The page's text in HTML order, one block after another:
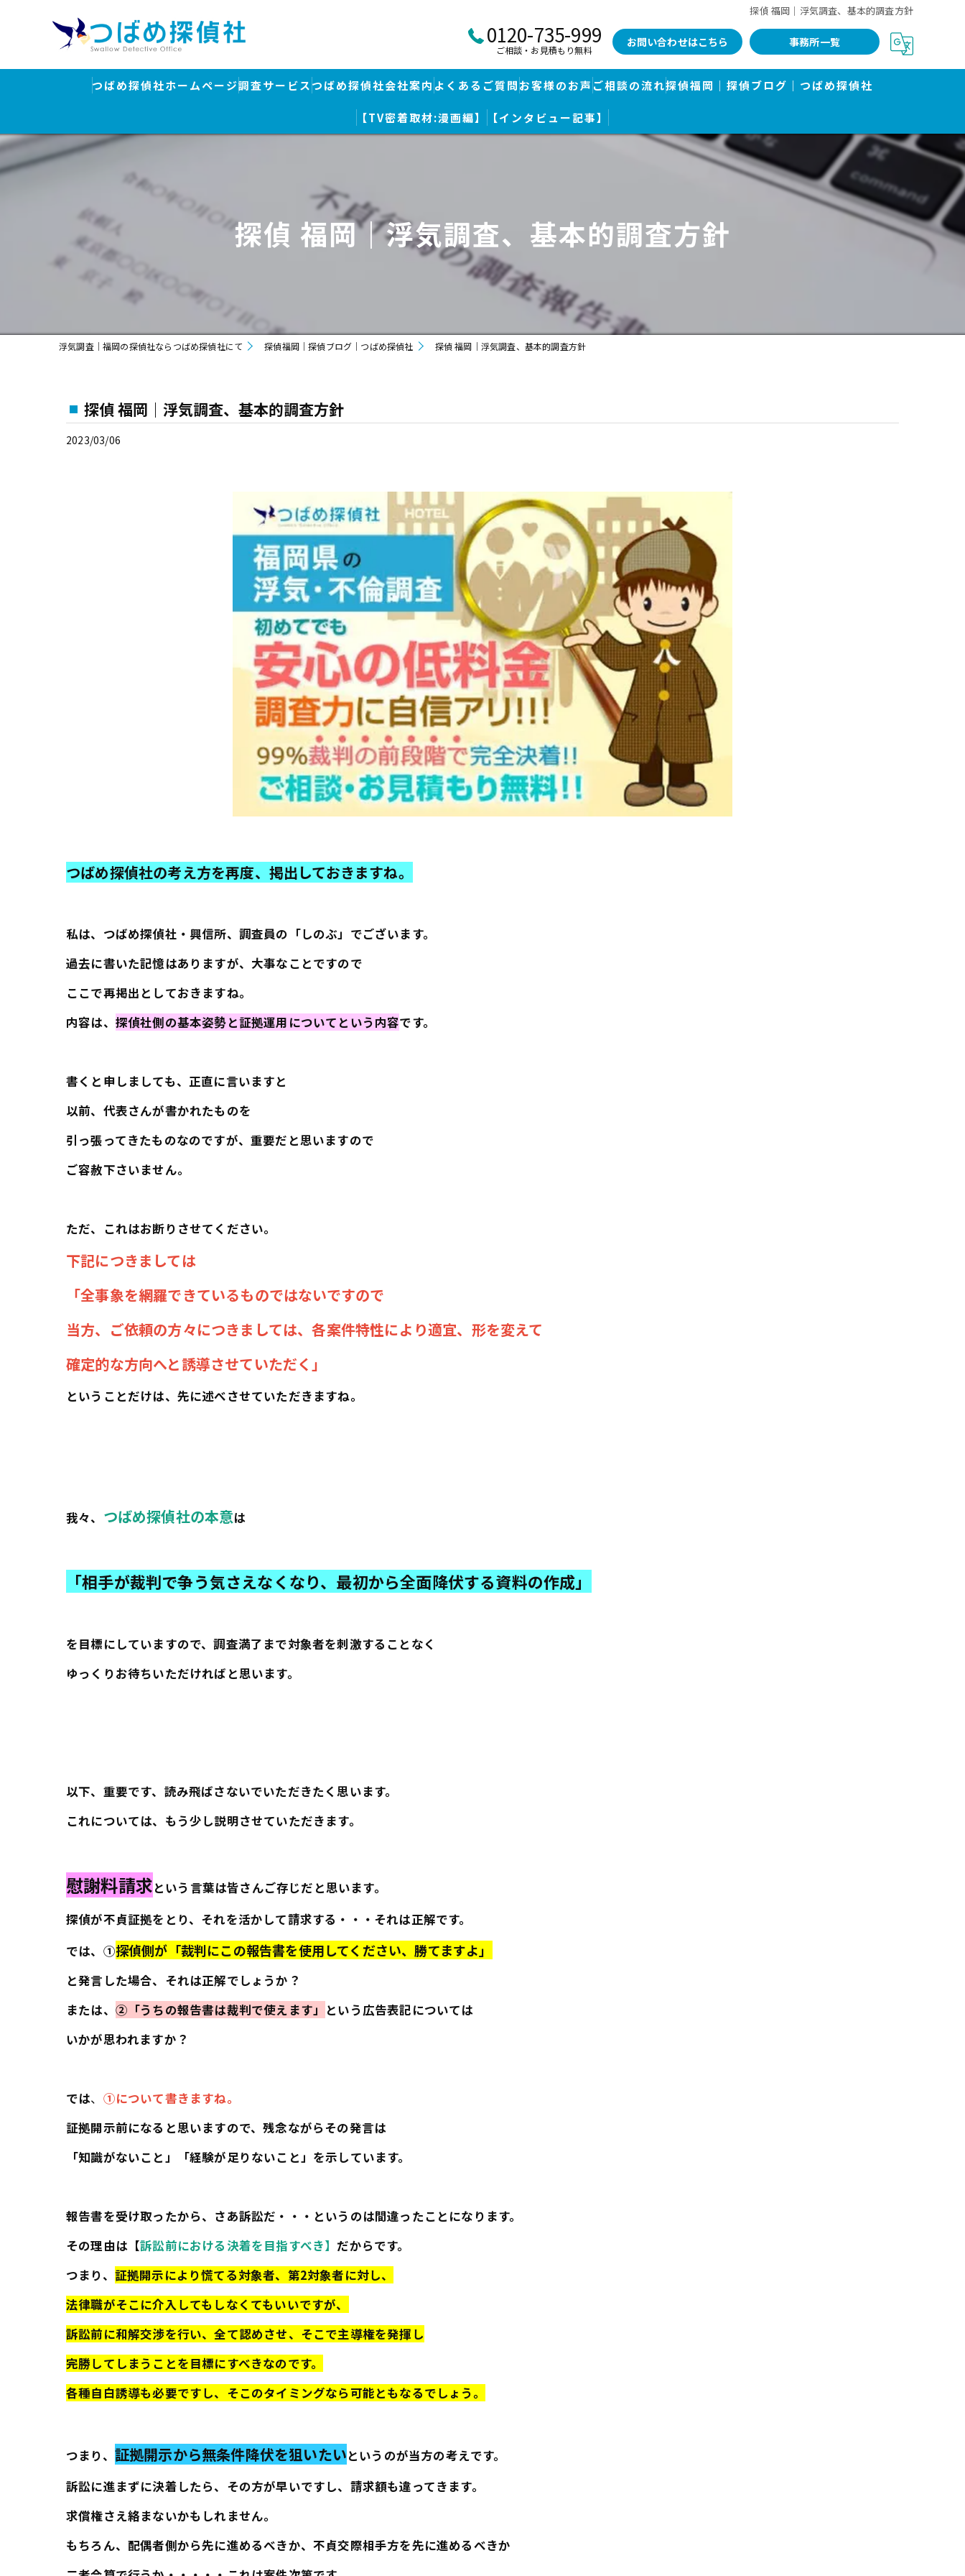
探偵 福岡｜浮気調査、基本的調査方針
0120-735-999
ご相談・お見積もり無料
お問い合わせはこちら 事務所一覧
つばめ探偵社ホームページ調査サービス
浮気調査
行方調査・人探し
ストーカー対策
つばめ探偵社会社案内
つばめ探偵社｜福岡市博多区福岡空港前本部
つばめ探偵社 赤坂大手門事務所
久留米つばめ探偵社｜西鉄久留米駅より徒歩圏内｜分厚い証拠満載報告書で有名
よくあるご質問お客様のお声 ご相談の流れ探偵福岡｜探偵ブログ｜つばめ探偵社
【TV密着取材:漫画編】 【インタビュー記事】
探偵 福岡｜浮気調査、基本的調査方針
浮気調査｜福岡の探偵社ならつばめ探偵社にて 探偵福岡｜探偵ブログ｜つばめ探偵社 探偵 福岡｜浮気調査、基本的調査方針
探偵 福岡｜浮気調査、基本的調査方針
2023/03/06
つばめ探偵社の考え方を再度、掲出しておきますね。
私は、つばめ探偵社・興信所、調査員の「しのぶ」でございます。
過去に書いた記憶はありますが、大事なことですので
ここで再掲出としておきますね。
内容は、 探偵社側の基本姿勢と証拠運用についてという内容です。
書くと申しましても、正直に言いますと
以前、代表さんが書かれたものを
引っ張ってきたものなのですが、重要だと思いますので
ご容赦下さいません。
ただ、これはお断りさせてください。
下記につきましては
「全事象を網羅できているものではないですので
当方、ご依頼の方々につきましては、各案件特性により適宜、形を変えて
確定的な方向へと誘導させていただく」
ということだけは、先に述べさせていただきますね。
我々、 つばめ探偵社の本意は
「相手が裁判で争う気さえなくなり、最初から全面降伏する資料の作成」
を目標にしていますので、調査満了まで対象者を刺激することなく
ゆっくりお待ちいただければと思います。
以下、重要です、読み飛ばさないでいただきたく思います。
これについては、もう少し説明させていただきます。
慰謝料請求という言葉は皆さんご存じだと思います。
探偵が不貞証拠をとり、それを活かして請求する・・・それは正解です。
では、①探偵側が「裁判にこの報告書を使用してください、勝てますよ」
と発言した場合、それは正解でしょうか？
または、 ②「うちの報告書は裁判で使えます」 という広告表記については
いかが思われますか？
では、 ①について書きますね。
証拠開示前になると思いますので、残念ながらその発言は
「知識がないこと」「経験が足りないこと」を示しています。
報告書を受け取ったから、さあ訴訟だ・・・というのは間違ったことになります。
その理由は【訴訟前における決着を目指すべき】 だからです。
つまり、 証拠開示により慌てる対象者、第2対象者に対し、
法律職がそこに介入してもしなくてもいいですが、
訴訟前に和解交渉を行い、全て認めさせ、そこで主導権を発揮し
完勝してしまうことを目標にすべきなのです。
各種自白誘導も必要ですし、そこのタイミングなら可能ともなるでしょう。
つまり、 証拠開示から無条件降伏を狙いたいというのが当方の考えです。
訴訟に進まずに決着したら、その方が早いですし、請求額も違ってきます。
求償権さえ絡まないかもしれません。
もちろん、配偶者側から先に進めるべきか、不貞交際相手方を先に進めるべきか